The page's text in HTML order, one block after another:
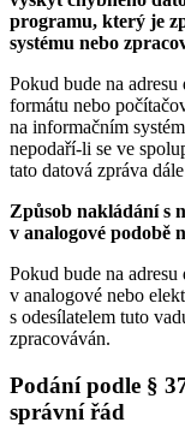
programu, který je
systému nebo
Pokud bude na
formátu nebo
na informačním
nepodaří-li se ve
tato datová zpráva
Způsob nakládání s
v analogové podobě
Pokud bude na
v analogové nebo
s odesílatelem tuto
zpracováván.
Podání podle §
správní řád